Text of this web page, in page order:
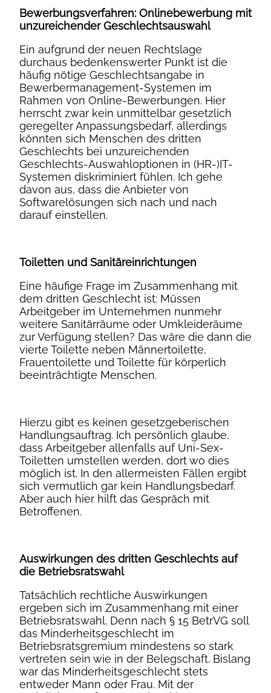
Bewerbungsverfahren: Onlinebewerbung mit
unzureichender Geschlechtsauswahl
Ein aufgrund der neuen Rechtslage
durchaus bedenkenswerter Punkt ist die
häufig nötige Geschlechtsangabe in
Bewerbermanagement-Systemen im
Rahmen von Online-Bewerbungen. Hier
herrscht zwar kein unmittelbar gesetzlich
geregelter Anpassungsbedarf, allerdings
könnten sich Menschen des dritten
Geschlechts bei unzureichenden
Geschlechts-Auswahloptionen in (HR-)IT-
Systemen diskriminiert fühlen. Ich gehe
davon aus, dass die Anbieter von
Softwarelösungen sich nach und nach
darauf einstellen.
Toiletten und Sanitäreinrichtungen
Eine häufige Frage im Zusammenhang mit
dem dritten Geschlecht ist: Müssen
Arbeitgeber im Unternehmen nunmehr
weitere Sanitärräume oder Umkleideräume
zur Verfügung stellen? Das wäre die dann die
vierte Toilette neben Männertoilette,
Frauentoilette und Toilette für körperlich
beeinträchtigte Menschen.
Hierzu gibt es keinen gesetzgeberischen
Handlungsauftrag. Ich persönlich glaube,
dass Arbeitgeber allenfalls auf Uni-Sex-
Toiletten umstellen werden, dort wo dies
möglich ist. In den allermeisten Fällen ergibt
sich vermutlich gar kein Handlungsbedarf.
Aber auch hier hilft das Gespräch mit
Betroffenen.
Auswirkungen des dritten Geschlechts auf
die Betriebsratswahl
Tatsächlich rechtliche Auswirkungen
ergeben sich im Zusammenhang mit einer
Betriebsratswahl. Denn nach § 15 BetrVG soll
das Minderheitsgeschlecht im
Betriebsratsgremium mindestens so stark
vertreten sein wie in der Belegschaft. Bislang
war das Minderheitsgeschlecht stets
entweder Mann oder Frau. Mit der